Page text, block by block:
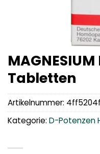
MAGNESIUM
Tabletten
Artikelnummer:
Kategorie: D-Potenzen